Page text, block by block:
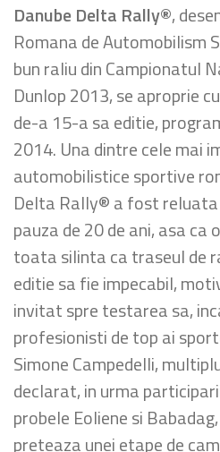
Danube Delta Rally®,
Romana de Automobilism
bun raliu din Campionatul
Dunlop 2013, se aproprie
de-a 15-a sa editie,
2014. Una dintre cele mai
automobilistice sportive
Delta Rally® a fost reluata
pauza de 20 de ani, asa
toata silinta ca traseul de
editie sa fie impecabil,
invitat spre testarea sa,
profesionisti de top ai
Simone Campedelli,
declarat, in urma
probele Eoliene si
preteaza unei etape de